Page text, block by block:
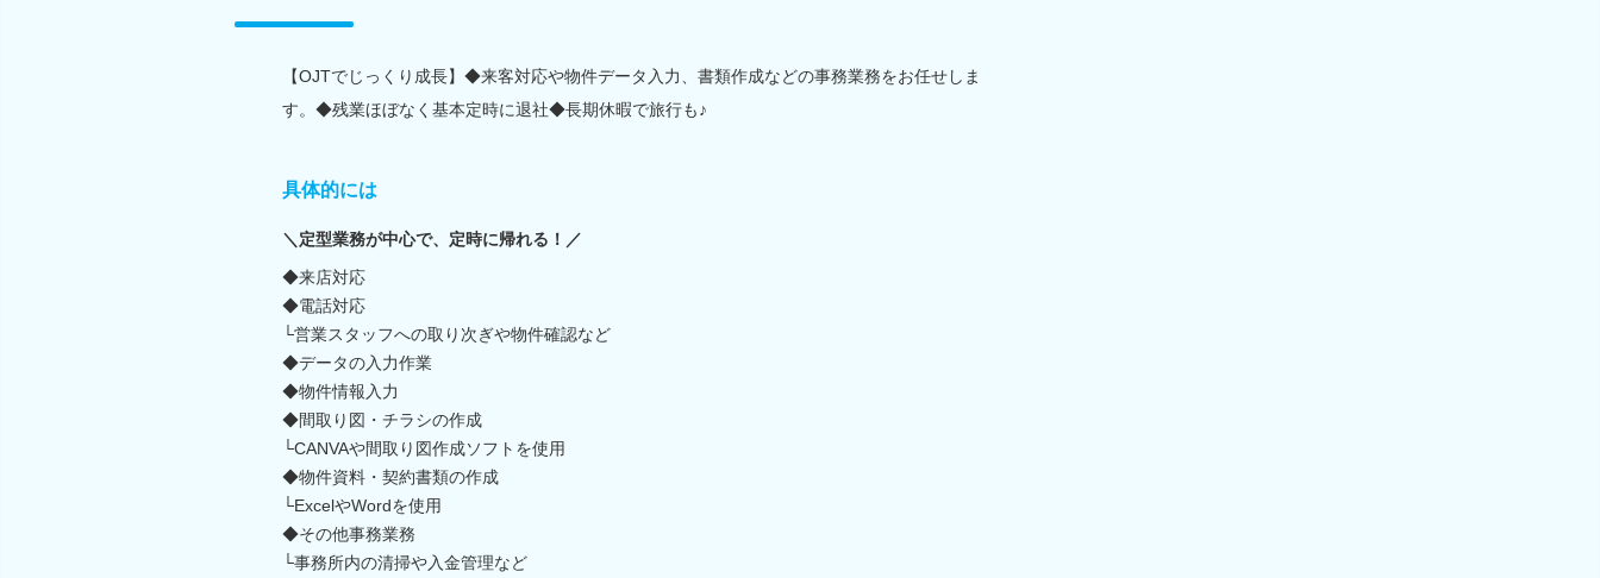
【OJTでじっくり成長】◆来客対応や物件データ入力、書類作成などの事務業務をお任せしま
す。◆残業ほぼなく基本定時に退社◆長期休暇で旅行も♪
具体的には
＼定型業務が中心で、定時に帰れる！／
◆来店対応
◆電話対応
└営業スタッフへの取り次ぎや物件確認など
◆データの入力作業
◆物件情報入力
◆間取り図・チラシの作成
└CANVAや間取り図作成ソフトを使用
◆物件資料・契約書類の作成
└ExcelやWordを使用
◆その他事務業務
└事務所内の清掃や入金管理など